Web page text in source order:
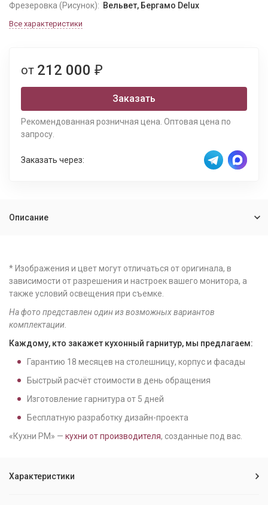
Фрезеровка (Рисунок): Вельвет, Бергамо Delux
Все характеристики
от 212 000 ₽
Заказать
Рекомендованная розничная цена. Оптовая цена по
запросу.
Заказать через:
Описание
* Изображения и цвет могут отличаться от оригинала, в
зависимости от разрешения и настроек вашего монитора, а
также условий освещения при съемке.
На фото представлен один из возможных вариантов
комплектации.
Каждому, кто закажет кухонный гарнитур, мы предлагаем:
Гарантию 18 месяцев на столешницу, корпус и фасады
Быстрый расчёт стоимости в день обращения
Изготовление гарнитура от 5 дней
Бесплатную разработку дизайн-проекта
«Кухни РМ» — кухни от производителя, созданные под вас.
Характеристики